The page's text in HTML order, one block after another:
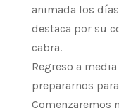
animada los
destaca por su
cabra.
Regreso a
prepararnos
Comenzaremos